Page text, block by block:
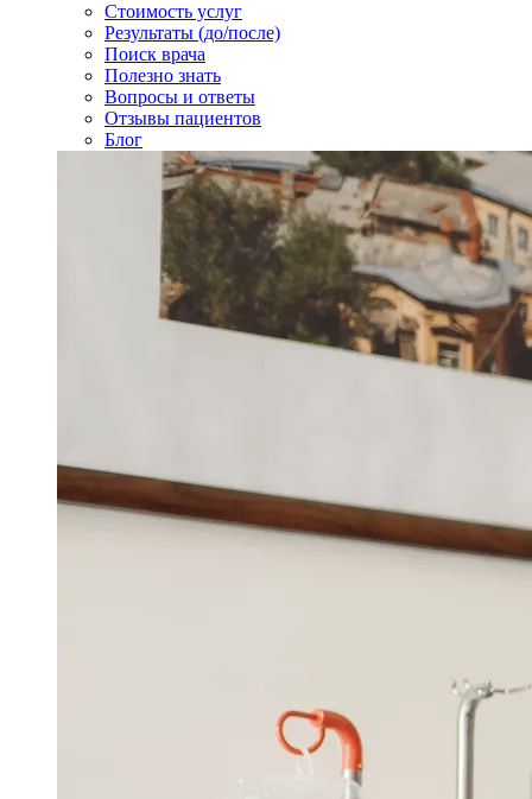
Стоимость услуг
Результаты (до/после)
Поиск врача
Полезно знать
Вопросы и ответы
Отзывы пациентов
Блог